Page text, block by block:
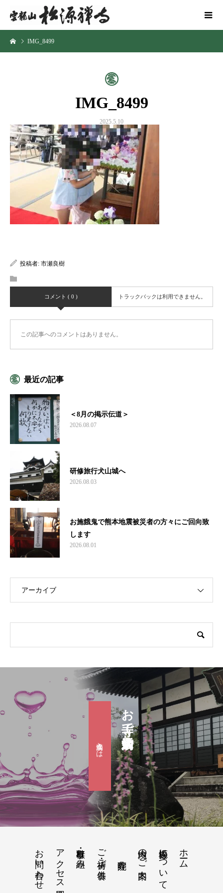
IMG_8499
IMG_8499
2025.5.10
投稿者: 市瀬良樹
コメント ( 0 ) トラックバックは利用できません。
この記事へのコメントはありません。
最近の記事
＜8月の掲示伝道＞
2026.08.07
研修旅行犬山城へ
2026.08.03
お施餓鬼で熊本地震被災者の方々にご回向致
します
2026.08.01
アーカイブ
お寺で婚活『滴水会』
滴水会とは
ホーム
松源寺について
境内のご案内
ご祈祷・ご供養
行事・取り組み
アクセス地図
お問い合わせ